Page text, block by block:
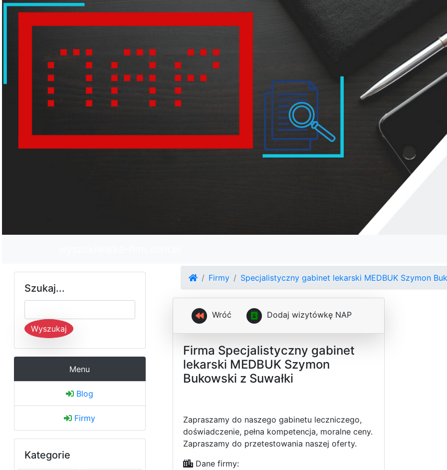
Szukaj...
Wyszukaj
Menu
Blog
Firmy
Kategorie
Firmy Specjalistyczny gabinet lekarski MEDBUK Szymon
Wróć Dodaj wizytówkę NAP
Firma Specjalistyczny gabinet
lekarski MEDBUK Szymon
Bukowski z Suwałki
Zapraszamy do naszego gabinetu leczniczego,
doświadczenie, pełna kompetencja, moralne ceny.
Zapraszamy do przetestowania naszej oferty.
Dane firmy: